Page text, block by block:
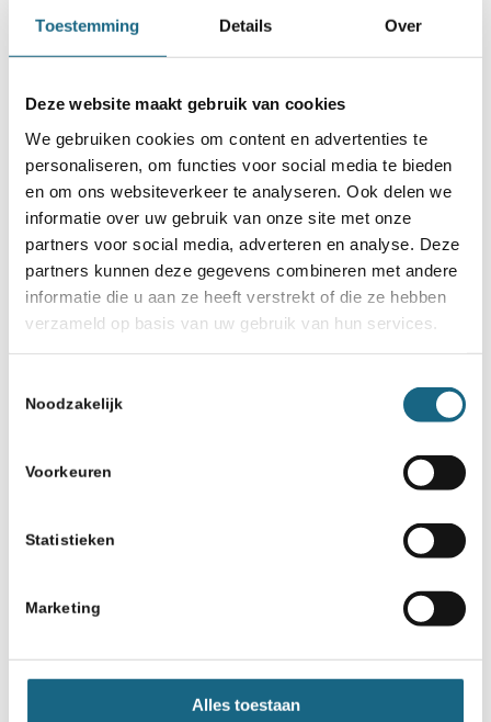
Toestemming Details Over
Deze website maakt gebruik van cookies
We gebruiken cookies om content en advertenties te
personaliseren, om functies voor social media te bieden
en om ons websiteverkeer te analyseren. Ook delen we
informatie over uw gebruik van onze site met onze
partners voor social media, adverteren en analyse. Deze
partners kunnen deze gegevens combineren met andere
informatie die u aan ze heeft verstrekt of die ze hebben
verzameld op basis van uw gebruik van hun services.
Noodzakelijk
Voorkeuren
Statistieken
Marketing
Alles toestaan
deelnemers heen
EK landenteams: Nederlandse
teams vallen terug
Schaakbond.nl wordt mede mogelijk